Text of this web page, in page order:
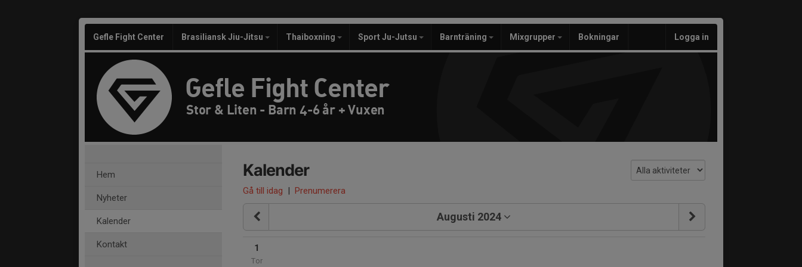
Gefle Fight Center Brasiliansk Jiu-Jitsu Thaiboxning Sport Ju-Jutsu Barnträning Mixgrupper Bokningar Logga in
Gefle Fight Center
Stor & Liten - Barn 4-6 år + Vuxen
Hem
Nyheter
Kalender
Kontakt
Kalender
Gå till idag | Prenumerera
Augusti 2024
1
Tor